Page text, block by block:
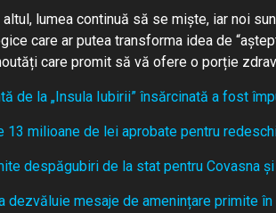
lumea continuă să se miște, iar noi
care ar putea transforma idea de
care promit să vă ofere o porție
de la „Insula Iubirii” însărcinată a fost
13 milioane de lei aprobate pentru
despăgubiri de la stat pentru Covasna
dezvăluie mesaje de amenințare primite în